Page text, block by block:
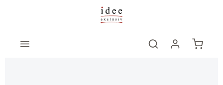
Zum Hauptinhalt springen